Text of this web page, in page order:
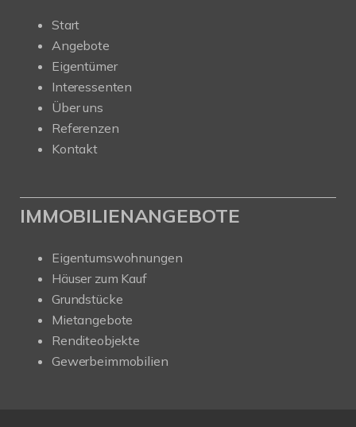
Start
Angebote
Eigentümer
Interessenten
Über uns
Referenzen
Kontakt
IMMOBILIENANGEBOTE
Eigentumswohnungen
Häuser zum Kauf
Grundstücke
Mietangebote
Renditeobjekte
Gewerbeimmobilien